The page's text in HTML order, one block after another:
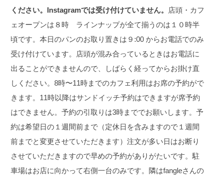
ください。Instagramでは受け付けていません。 店頭・カフ
ェオープンは８時 ラインナップが全て揃うのは１０時半
頃です。本日のパンのお取り置きは９:00 からお電話でのみ
受け付けています。店頭が混み合っているときはお電話に
出ることができませんので、しばらく経ってからお掛け直
しください。8時〜11時までのカフェ利用はお席の予約がで
きます。11時以降はサンドイッチ予約はできますが席予約
はできません。予約の引取りは3時まででお願いします。予
約は希望日の１週間前まで（定休日を含みますので１週間
前までと変更させていただきます）注文が多い日はお断り
させていただきますので早めの予約がありがたいです。駐
車場はお店に向かって右側一台のみです。隣はfangleさんの